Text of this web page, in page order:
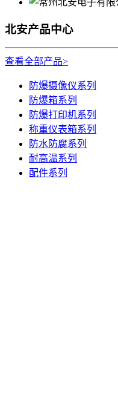
北安产品中心
查看全部产品>
防爆摄像仪系列
防爆箱系列
防爆打印机系列
称重仪表箱系列
防水防腐系列
耐高温系列
配件系列